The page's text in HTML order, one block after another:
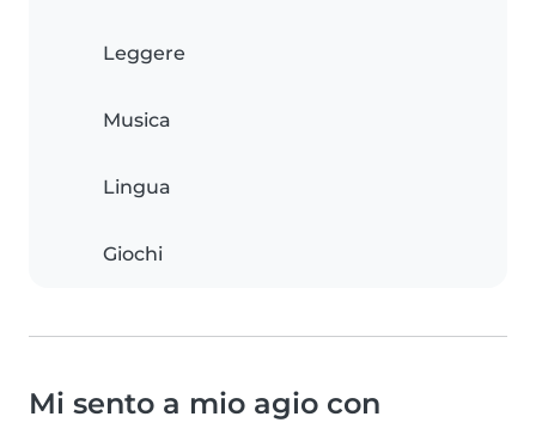
Leggere
Musica
Lingua
Giochi
Mi sento a mio agio con